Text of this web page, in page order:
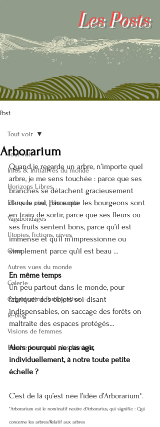
LesPosts
Post
Tout voir
Infos & Initiatives du monde
Horizons Libres
Ethiques pour l'Humanité
Vagabondages
Utopies, fictions, rêves
Oser
Autres vues du monde
Galerie
Organisation Participative
le-blog
Visions de femmes
Rendre le monde plus féminin
Tout voir
Arborarium
Quand je regarde un arbre, n’importe quel
arbre, je me sens touchée : parce que ses
branches se détachent gracieusement
dans le ciel, parce que les bourgeons sont
en train de sortir, parce que ses fleurs ou
ses fruits sentent bons, parce qu’il est
immense et qu’il m’impressionne ou
simplement parce qu’il est beau …
En même temps
Un peu partout dans le monde, pour
fabriquer des objets soi-disant
indispensables, on saccage des forêts on
maltraite des espaces protégés…
Alors pourquoi ne pas agir,
individuellement, à notre toute petite
échelle ?
C’est de là qu’est née l’idée d’Arborarium*.
*Arborarium est le nominatif neutre d’Arborarius, qui signifie : Qui
concerne les arbres/Relatif aux arbres